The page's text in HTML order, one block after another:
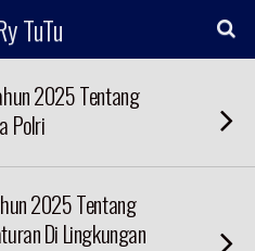
TuTu
2025 Tentang
Polri
2025 Tentang
Di Lingkungan